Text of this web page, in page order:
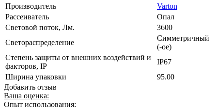
Производитель
Varton
Рассеиватель
Опал
Световой поток, Лм.
3600
Светораспределение
Симметричный
(-ое)
Степень защиты от внешних воздействий и
факторов, IP
IP67
Ширина упаковки
95.00
Добавить отзыв
Ваша оценка:
Опыт использования: